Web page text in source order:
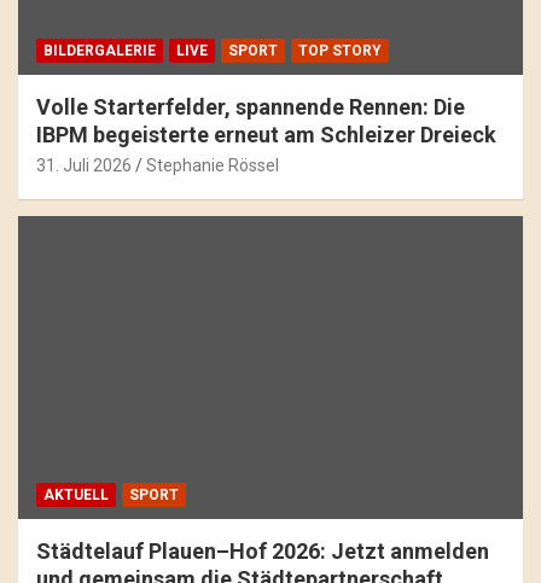
BILDERGALERIE LIVE SPORT TOP STORY
Volle Starterfelder, spannende Rennen: Die
IBPM begeisterte erneut am Schleizer Dreieck
31. Juli 2026 Stephanie Rössel
AKTUELL SPORT
Städtelauf Plauen–Hof 2026: Jetzt anmelden